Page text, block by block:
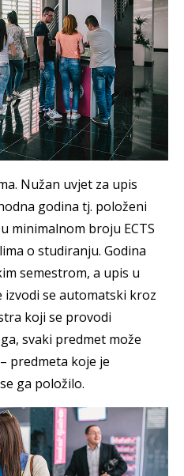
Nužan uvjet za upis
godina tj. položeni
minimalnom broju ECTS
o studiranju. Godina
semestrom, a upis u
se automatski kroz
koji se provodi
svaki predmet može
predmeta koje je
ga položilo.